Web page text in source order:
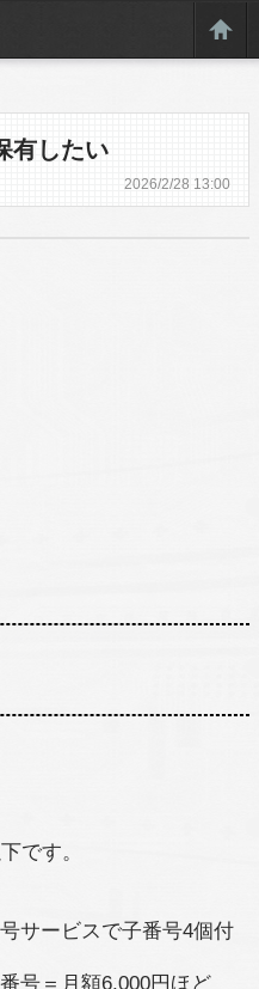
有したい
2026/2/28 13:00
です。
サービスで子番号4個付
号＝月額6,000円ほど